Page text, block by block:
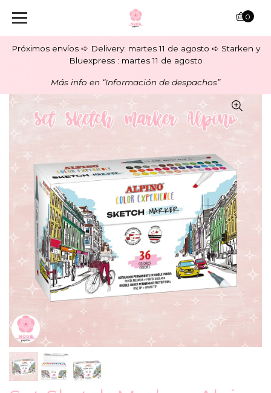
Próximos envíos ➪ Delivery: martes 11 de agosto ➪ Starken y
Bluexpress : martes 11 de agosto
Más info en “Información de despachos”
0